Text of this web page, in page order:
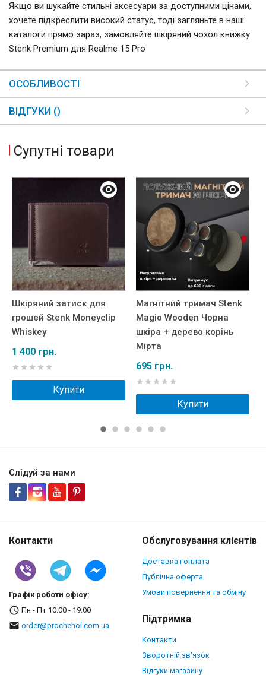
Якщо ви шукайте стильні аксесуари за доступними цінами,
хочете підкреслити високий статус, тоді загляньте в наші
каталоги прямо зараз, замовляйте шкіряний чохол книжку
Stenk Premium для Realme 15 Pro
ОСОБЛИВОСТІ
ВІДГУКИ ()
Супутні товари
Шкіряний затиск для
грошей Stenk Moneyclip
Whiskey
1 400 грн.
Купити
Магнітний тримач Stenk
Magio Wooden Чорна
шкіра + дерево корінь
Мірта
695 грн.
Купити
Слідуй за нами
Контакти
Графік роботи офісу:
Пн - Пт 10:00 - 19:00
order@prochehol.com.ua
Обслуговування клієнтів
Доставка і оплата
Публічна оферта
Умови повернення та обміну
Підтримка
Контакти
Зворотній зв'язок
Відгуки магазину